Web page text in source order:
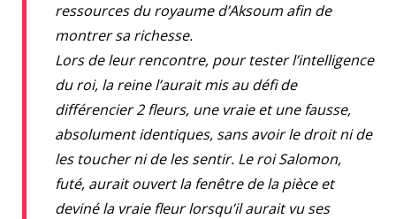
ressources du royaume d’Aksoum afin de
montrer sa richesse.
Lors de leur rencontre, pour tester l’intelligence
du roi, la reine l’aurait mis au défi de
différencier 2 fleurs, une vraie et une fausse,
absolument identiques, sans avoir le droit ni de
les toucher ni de les sentir. Le roi Salomon,
futé, aurait ouvert la fenêtre de la pièce et
deviné la vraie fleur lorsqu’il aurait vu ses